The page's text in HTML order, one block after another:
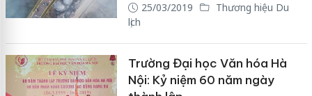
25/03/2019
Thương hiệu Du
lịch
Trường Đại học Văn hóa Hà
Nội: Kỷ niệm 60 năm ngày